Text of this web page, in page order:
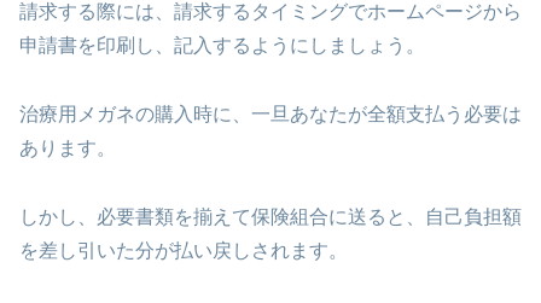
請求する際には、請求するタイミングでホームページから
申請書を印刷し、記入するようにしましょう。
治療用メガネの購入時に、一旦あなたが全額支払う必要は
あります。
しかし、必要書類を揃えて保険組合に送ると、自己負担額
を差し引いた分が払い戻しされます。